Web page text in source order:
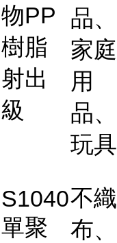
物PP
樹脂
射出
級
品、
家庭
用
品、
玩具
S1040
單聚
不織
布、